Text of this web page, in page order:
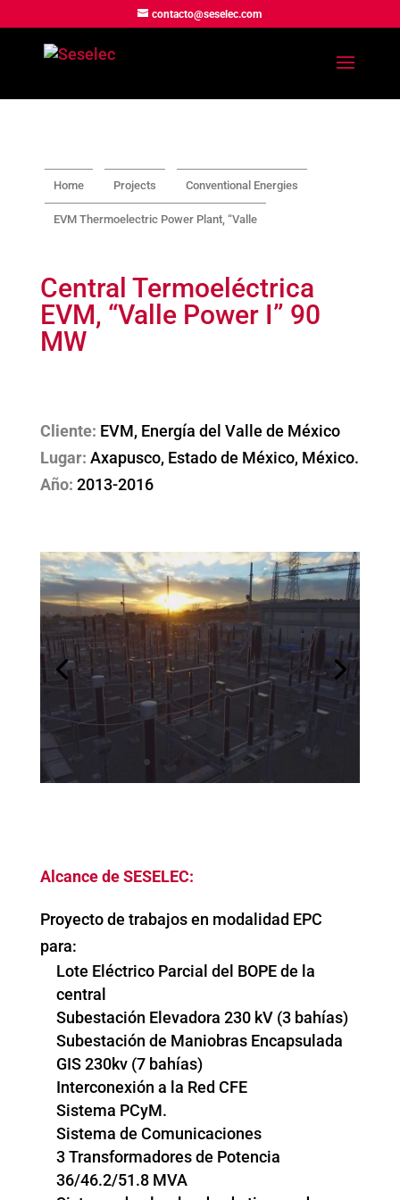
contacto@seselec.com
Home Projects Conventional Energies
EVM Thermoelectric Power Plant, “Valle
Central Termoeléctrica
EVM, “Valle Power I” 90
MW
Cliente: EVM, Energía del Valle de México
Lugar: Axapusco, Estado de México, México.
Año: 2013-2016
Alcance de SESELEC:
Proyecto de trabajos en modalidad EPC
para:
Lote Eléctrico Parcial del BOPE de la
central
Subestación Elevadora 230 kV (3 bahías)
Subestación de Maniobras Encapsulada
GIS 230kv (7 bahías)
Interconexión a la Red CFE
Sistema PCyM.
Sistema de Comunicaciones
3 Transformadores de Potencia
36/46.2/51.8 MVA